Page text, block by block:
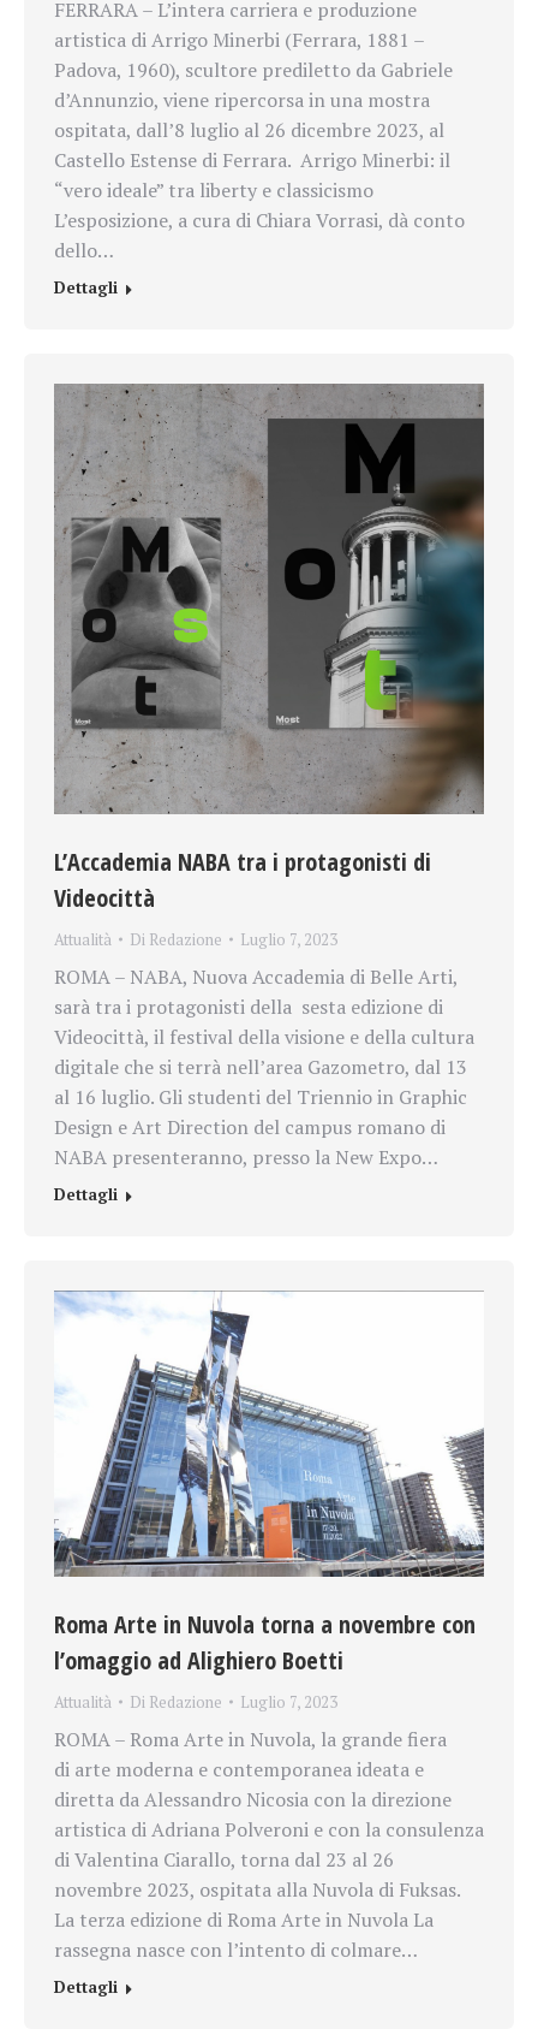
FERRARA – L’intera carriera e produzione
artistica di Arrigo Minerbi (Ferrara, 1881 –
Padova, 1960), scultore prediletto da Gabriele
d’Annunzio, viene ripercorsa in una mostra
ospitata, dall’8 luglio al 26 dicembre 2023, al
Castello Estense di Ferrara. Arrigo Minerbi: il
“vero ideale” tra liberty e classicismo
L’esposizione, a cura di Chiara Vorrasi, dà conto
dello…
Dettagli
L’Accademia NABA tra i protagonisti di
Videocittà
Attualità Di Redazione Luglio 7, 2023
ROMA – NABA, Nuova Accademia di Belle Arti,
sarà tra i protagonisti della sesta edizione di
Videocittà, il festival della visione e della cultura
digitale che si terrà nell’area Gazometro, dal 13
al 16 luglio. Gli studenti del Triennio in Graphic
Design e Art Direction del campus romano di
NABA presenteranno, presso la New Expo…
Dettagli
Roma Arte in Nuvola torna a novembre con
l’omaggio ad Alighiero Boetti
Attualità Di Redazione Luglio 7, 2023
ROMA – Roma Arte in Nuvola, la grande fiera
di arte moderna e contemporanea ideata e
diretta da Alessandro Nicosia con la direzione
artistica di Adriana Polveroni e con la consulenza
di Valentina Ciarallo, torna dal 23 al 26
novembre 2023, ospitata alla Nuvola di Fuksas.
La terza edizione di Roma Arte in Nuvola La
rassegna nasce con l’intento di colmare…
Dettagli